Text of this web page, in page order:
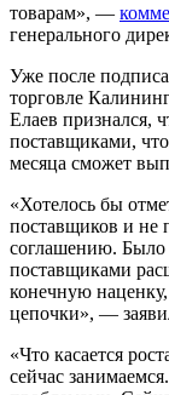
товарам», —
генерального
Уже после
торговле
Елаев признался,
поставщиками,
месяца сможет
«Хотелось бы
поставщиков и не
соглашению. Было
поставщиками
конечную
цепочки», —
«Что касается
сейчас